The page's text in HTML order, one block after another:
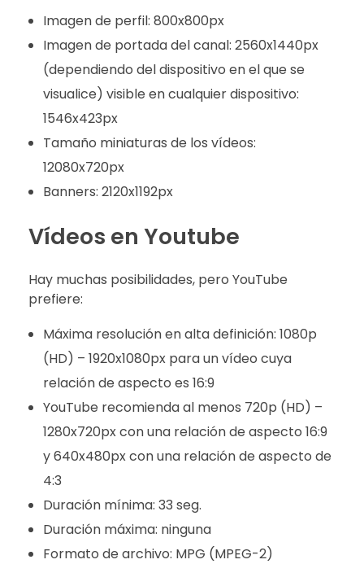
Imagen de perfil: 800x800px
Imagen de portada del canal: 2560x1440px
(dependiendo del dispositivo en el que se
visualice) visible en cualquier dispositivo:
1546x423px
Tamaño miniaturas de los vídeos:
12080x720px
Banners: 2120x1192px
Vídeos en Youtube
Hay muchas posibilidades, pero YouTube
prefiere:
Máxima resolución en alta definición: 1080p
(HD) – 1920x1080px para un vídeo cuya
relación de aspecto es 16:9
YouTube recomienda al menos 720p (HD) –
1280x720px con una relación de aspecto 16:9
y 640x480px con una relación de aspecto de
4:3
Duración mínima: 33 seg.
Duración máxima: ninguna
Formato de archivo: MPG (MPEG-2)